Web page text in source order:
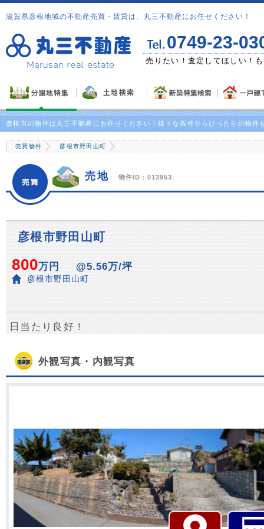
滋賀県彦根地域の不動産売買・賃貸は、丸三不動産にお任せください！
0749-23-
ント！ 売りたい！査定してほしい！
彦根市の物件は丸三不動産にお任せください！様々な条件からぴったりの物件
売買物件 彦根市野田山町
売地 物件ID：013953
彦根市野田山町
800万円 @5.56万/坪
彦根市野田山町
日当たり良好！
外観写真・内観写真